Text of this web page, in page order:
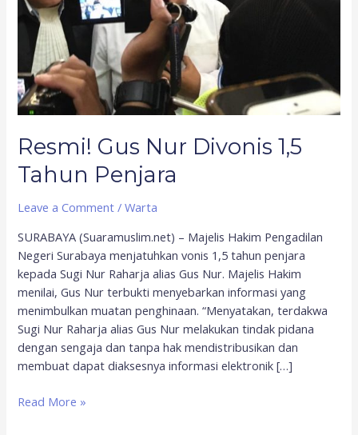
Resmi! Gus Nur Divonis 1,5
Tahun Penjara
Leave a Comment /Warta
SURABAYA (Suaramuslim.net) – Majelis Hakim Pengadilan
Negeri Surabaya menjatuhkan vonis 1,5 tahun penjara
kepada Sugi Nur Raharja alias Gus Nur. Majelis Hakim
menilai, Gus Nur terbukti menyebarkan informasi yang
menimbulkan muatan penghinaan. “Menyatakan, terdakwa
Sugi Nur Raharja alias Gus Nur melakukan tindak pidana
dengan sengaja dan tanpa hak mendistribusikan dan
membuat dapat diaksesnya informasi elektronik […]
Read More »